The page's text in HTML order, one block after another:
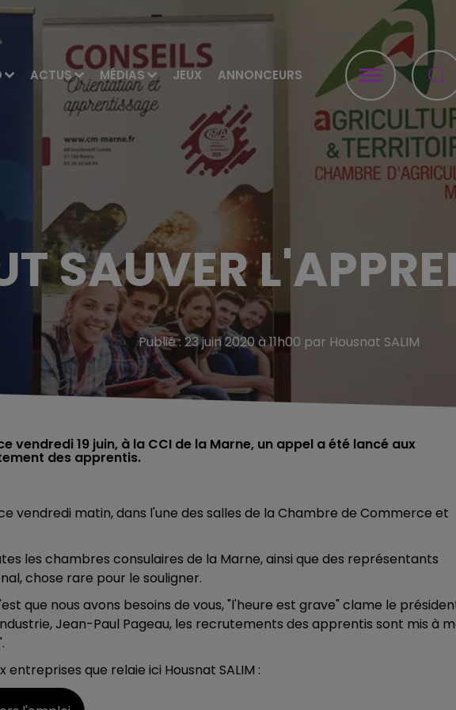
ACTUS MÉDIAS JEUX ANNONCEURS
SAUVER
Publié : 23 juin 2020 à 11h00 par Housnat SALIM
vendredi 19 juin, à la CCI de la Marne, un appel a été lancé aux
des apprentis.
vendredi matin, dans l'une des salles de la Chambre de Commerce et
les chambres consulaires de la Marne, ainsi que des représentants
chose rare pour le souligner.
que nous avons besoins de vous, "l'heure est grave" clame le
Jean-Paul Pageau, les recrutements des apprentis sont mis à
que relaie ici Housnat SALIM :